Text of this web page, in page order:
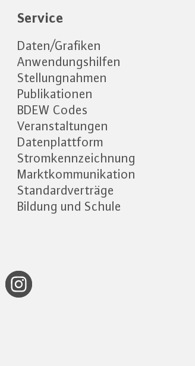
Service
Daten/Grafiken
Anwendungshilfen
Stellungnahmen
Publikationen
BDEW Codes
Veranstaltungen
Datenplattform
Stromkennzeichnung
Marktkommunikation
Standardverträge
Bildung und Schule